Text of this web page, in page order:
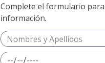
Complete el formulario
información.